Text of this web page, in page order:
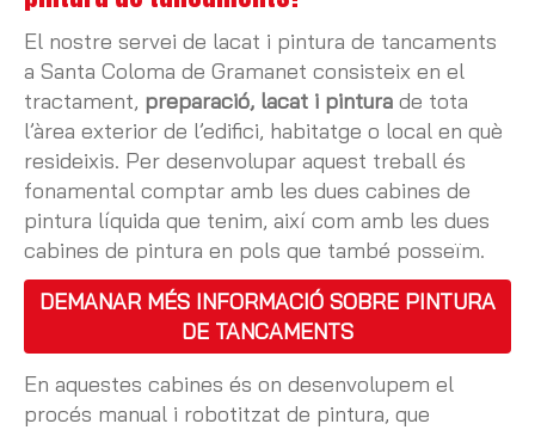
El nostre servei de lacat i pintura de tancaments
a Santa Coloma de Gramanet consisteix en el
tractament, preparació, lacat i pintura de tota
l’àrea exterior de l’edifici, habitatge o local en què
resideixis. Per desenvolupar aquest treball és
fonamental comptar amb les dues cabines de
pintura líquida que tenim, així com amb les dues
cabines de pintura en pols que també posseïm.
DEMANAR MÉS INFORMACIÓ SOBRE PINTURA
DE TANCAMENTS
En aquestes cabines és on desenvolupem el
procés manual i robotitzat de pintura, que